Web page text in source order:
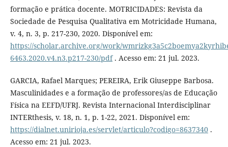
formação e prática docente. MOTRICIDADES: Revista da
Sociedade de Pesquisa Qualitativa em Motricidade Humana,
v. 4, n. 3, p. 217-230, 2020. Disponível em:
https://scholar.archive.org/work/
6463.2020.v4.n3.p217-230/pdf. Acesso em: 21 jul. 2023.
GARCIA, Rafael Marques; PEREIRA, Erik Giuseppe Barbosa.
Masculinidades e a formação de professores/as de Educação
Física na EEFD/UFRJ. Revista Internacional Interdisciplinar
INTERthesis, v. 18, n. 1, p. 1-22, 2021. Disponível em:
https://dialnet.unirioja.es/servlet/articulo?codigo=8637340.
Acesso em: 21 jul. 2023.